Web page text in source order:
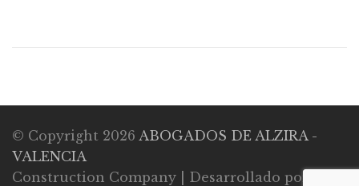
© Copyright 2026 ABOGADOS DE ALZIRA -
VALENCIA
Construction Company | Desarrollado por